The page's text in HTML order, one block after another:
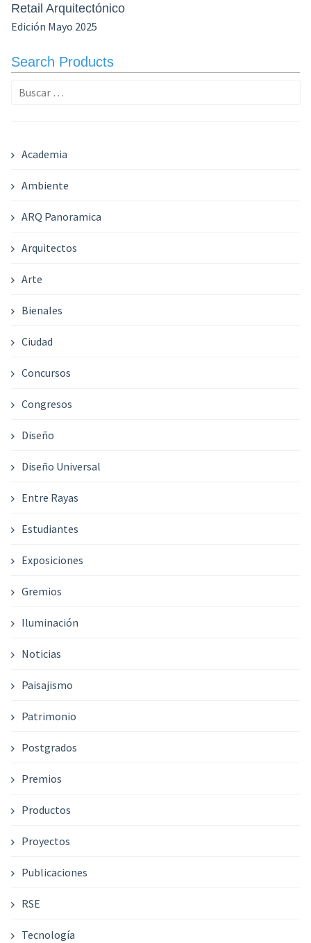
Retail Arquitectónico
Edición Mayo 2025
Search Products
Buscar:
Academia
Ambiente
ARQ Panoramica
Arquitectos
Arte
Bienales
Ciudad
Concursos
Congresos
Diseño
Diseño Universal
Entre Rayas
Estudiantes
Exposiciones
Gremios
Iluminación
Noticias
Paisajismo
Patrimonio
Postgrados
Premios
Productos
Proyectos
Publicaciones
RSE
Tecnología